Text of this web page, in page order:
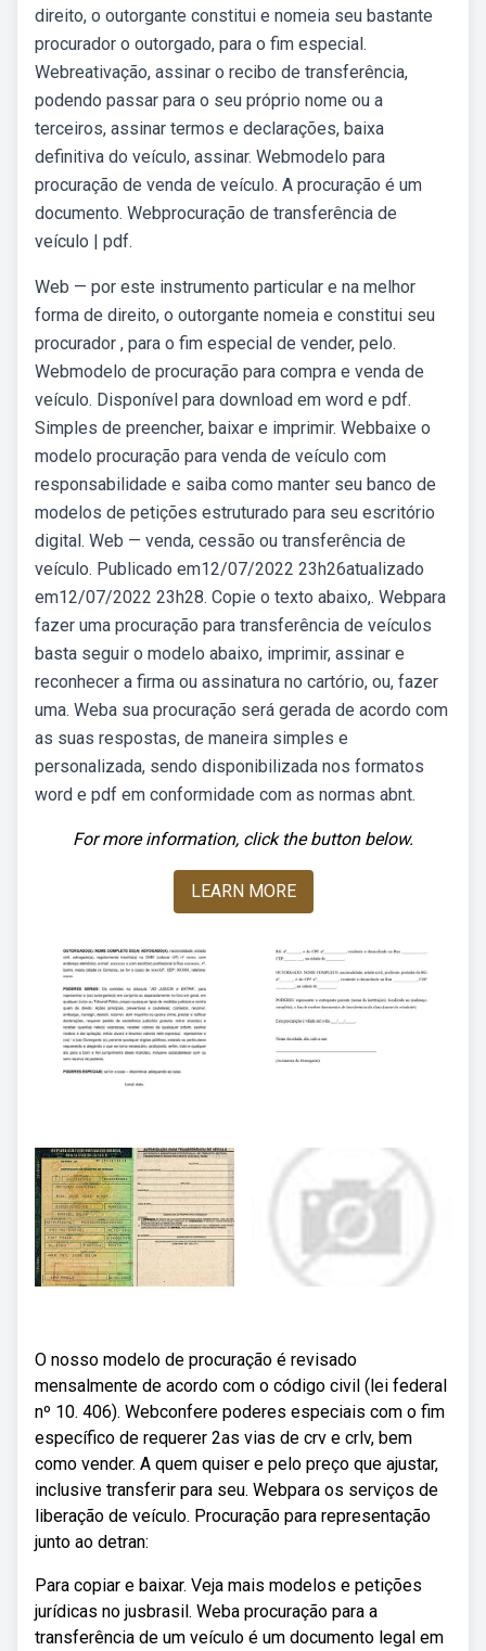
direito, o outorgante constitui e nomeia seu bastante
procurador o outorgado, para o fim especial.
Webreativação, assinar o recibo de transferência,
podendo passar para o seu próprio nome ou a
terceiros, assinar termos e declarações, baixa
definitiva do veículo, assinar. Webmodelo para
procuração de venda de veículo. A procuração é um
documento. Webprocuração de transferência de
veículo | pdf.
Web — por este instrumento particular e na melhor
forma de direito, o outorgante nomeia e constitui seu
procurador , para o fim especial de vender, pelo.
Webmodelo de procuração para compra e venda de
veículo. Disponível para download em word e pdf.
Simples de preencher, baixar e imprimir. Webbaixe o
modelo procuração para venda de veículo com
responsabilidade e saiba como manter seu banco de
modelos de petições estruturado para seu escritório
digital. Web — venda, cessão ou transferência de
veículo. Publicado em12/07/2022 23h26atualizado
em12/07/2022 23h28. Copie o texto abaixo,. Webpara
fazer uma procuração para transferência de veículos
basta seguir o modelo abaixo, imprimir, assinar e
reconhecer a firma ou assinatura no cartório, ou, fazer
uma. Weba sua procuração será gerada de acordo com
as suas respostas, de maneira simples e
personalizada, sendo disponibilizada nos formatos
word e pdf em conformidade com as normas abnt.
For more information, click the button below.
LEARN MORE
O nosso modelo de procuração é revisado
mensalmente de acordo com o código civil (lei federal
nº 10. 406). Webconfere poderes especiais com o fim
específico de requerer 2as vias de crv e crlv, bem
como vender. A quem quiser e pelo preço que ajustar,
inclusive transferir para seu. Webpara os serviços de
liberação de veículo. Procuração para representação
junto ao detran:
Para copiar e baixar. Veja mais modelos e petições
jurídicas no jusbrasil. Weba procuração para a
transferência de um veículo é um documento legal em